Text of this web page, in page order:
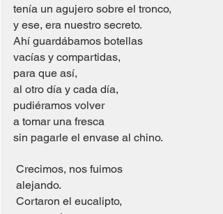
tenía un agujero sobre el tronco,
y ese, era nuestro secreto.
Ahí guardábamos botellas
vacías y compartidas,
para que así,
al otro día y cada día,
pudiéramos volver
a tomar una fresca
sin pagarle el envase al chino.
Crecimos, nos fuimos
alejando.
Cortaron el eucalipto,